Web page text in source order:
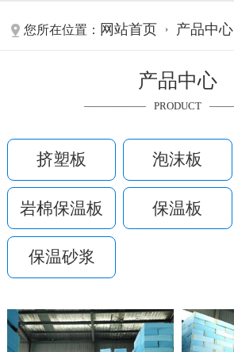
您所在位置： 网站首页 产品中心
产品中心
PRODUCT
挤塑板 泡沫板
岩棉保温板 保温板
保温砂浆